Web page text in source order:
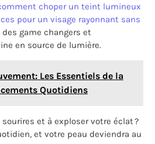
choper un teint lumineux
pour un visage rayonnant sans
game changers et
en source de lumière.
Les Essentiels de la
Quotidiens
et à exploser votre éclat ?
et votre peau deviendra au